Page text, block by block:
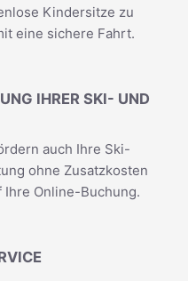
Kindersitze zu
eine sichere Fahrt.
IHRER SKI- UND
auch Ihre Ski-
ohne Zusatzkosten
Online-Buchung.